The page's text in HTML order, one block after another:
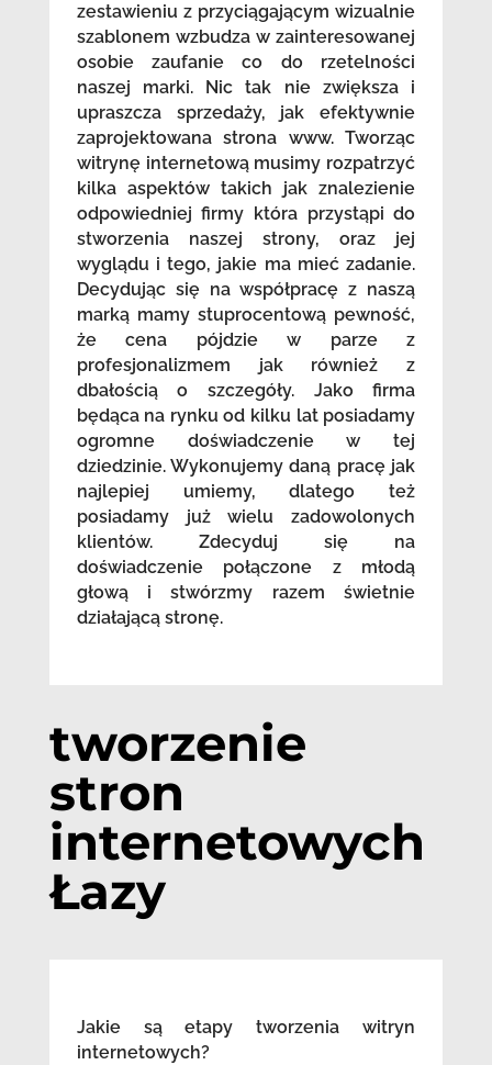
zestawieniu z przyciągającym wizualnie
szablonem wzbudza w zainteresowanej
osobie zaufanie co do rzetelności
naszej marki. Nic tak nie zwiększa i
upraszcza sprzedaży, jak efektywnie
zaprojektowana strona www. Tworząc
witrynę internetową musimy rozpatrzyć
kilka aspektów takich jak znalezienie
odpowiedniej firmy która przystąpi do
stworzenia naszej strony, oraz jej
wyglądu i tego, jakie ma mieć zadanie.
Decydując się na współpracę z naszą
marką mamy stuprocentową pewność,
że cena pójdzie w parze z
profesjonalizmem jak również z
dbałością o szczegóły. Jako firma
będąca na rynku od kilku lat posiadamy
ogromne doświadczenie w tej
dziedzinie. Wykonujemy daną pracę jak
najlepiej umiemy, dlatego też
posiadamy już wielu zadowolonych
klientów. Zdecyduj się na
doświadczenie połączone z młodą
głową i stwórzmy razem świetnie
działającą stronę.
tworzenie
stron
internetowych
Łazy
Jakie są etapy tworzenia witryn
internetowych?